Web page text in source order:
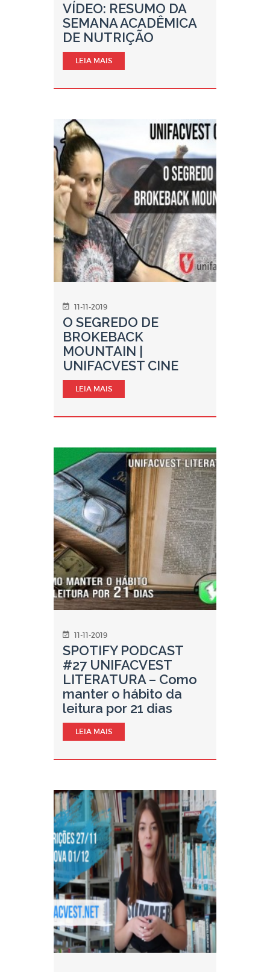
VÍDEO: RESUMO DA
SEMANA ACADÊMICA
DE NUTRIÇÃO
LEIA MAIS
11-11-2019
O SEGREDO DE
BROKEBACK
MOUNTAIN |
UNIFACVEST CINE
LEIA MAIS
11-11-2019
SPOTIFY PODCAST
#27 UNIFACVEST
LITERATURA – Como
manter o hábito da
leitura por 21 dias
LEIA MAIS